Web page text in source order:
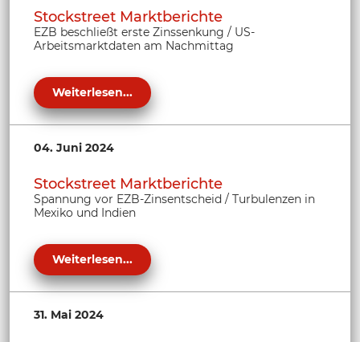
Stockstreet Marktberichte
EZB beschließt erste Zinssenkung / US-
Arbeitsmarktdaten am Nachmittag
Weiterlesen...
04. Juni 2024
Stockstreet Marktberichte
Spannung vor EZB-Zinsentscheid / Turbulenzen in
Mexiko und Indien
Weiterlesen...
31. Mai 2024